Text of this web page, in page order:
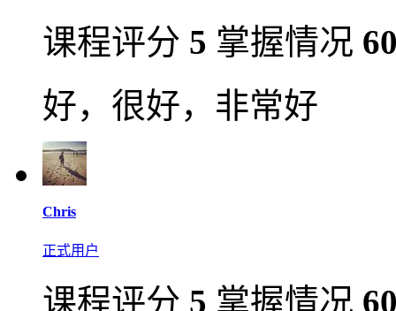
课程评分 5 掌握情况
好，很好，非常好
Chris
正式用户
课程评分 5 掌握情况